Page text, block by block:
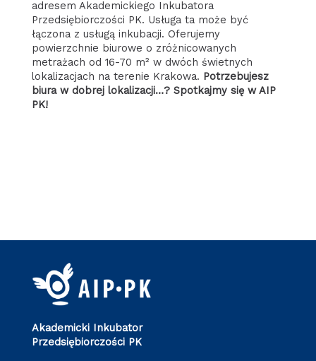
adresem Akademickiego Inkubatora
Przedsiębiorczości PK. Usługa ta może być
łączona z usługą inkubacji. Oferujemy
powierzchnie biurowe o zróżnicowanych
metrażach od 16-70 m² w dwóch świetnych
lokalizacjach na terenie Krakowa. Potrzebujesz
biura w dobrej lokalizacji…? Spotkajmy się w AIP
PK!
Akademicki Inkubator
Przedsiębiorczości PK